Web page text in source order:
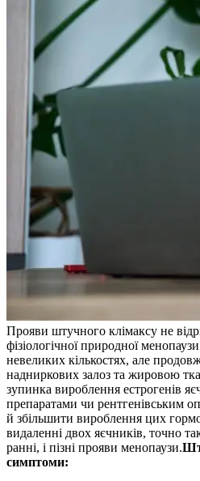
Прояви штучного клімаксу не
фізіологічної природної
невеликих кількостях, але
надниркових залоз та жировою
зупинка вироблення естрогенів
препаратами чи рентгенівським
й збільшити вироблення цих
видаленні двох яєчників, точно
ранні, і пізні прояви менопаузи.
симптоми: